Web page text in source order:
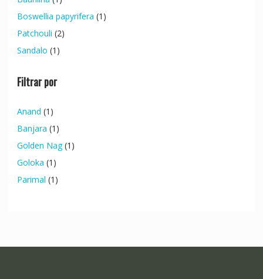
Boswellia papyrifera (1)
Patchouli (2)
Sandalo (1)
Filtrar por
Anand (1)
Banjara (1)
Golden Nag (1)
Goloka (1)
Parimal (1)